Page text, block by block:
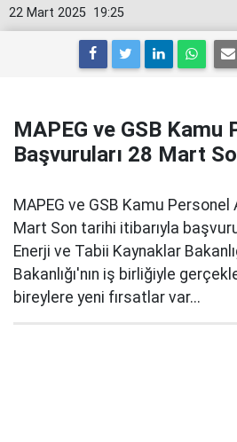
19:25
22 Mart 2025
MAPEG ve GSB Kamu
Başvuruları 28 Mart
MAPEG ve GSB Kamu Personel
Mart Son tarihi itibarıyla
Enerji ve Tabii Kaynaklar
Bakanlığı'nın iş birliğiyle
bireylere yeni fırsatlar var...